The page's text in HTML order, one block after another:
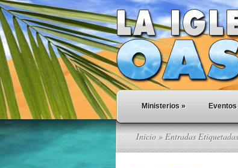
Ministerios » Eventos
Inicio » Entradas